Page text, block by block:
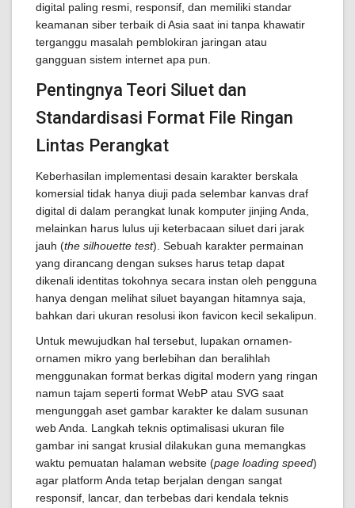
digital paling resmi, responsif, dan memiliki standar
keamanan siber terbaik di Asia saat ini tanpa khawatir
terganggu masalah pemblokiran jaringan atau
gangguan sistem internet apa pun.
Pentingnya Teori Siluet dan
Standardisasi Format File Ringan
Lintas Perangkat
Keberhasilan implementasi desain karakter berskala
komersial tidak hanya diuji pada selembar kanvas draf
digital di dalam perangkat lunak komputer jinjing Anda,
melainkan harus lulus uji keterbacaan siluet dari jarak
jauh (the silhouette test). Sebuah karakter permainan
yang dirancang dengan sukses harus tetap dapat
dikenali identitas tokohnya secara instan oleh pengguna
hanya dengan melihat siluet bayangan hitamnya saja,
bahkan dari ukuran resolusi ikon favicon kecil sekalipun.
Untuk mewujudkan hal tersebut, lupakan ornamen-
ornamen mikro yang berlebihan dan beralihlah
menggunakan format berkas digital modern yang ringan
namun tajam seperti format WebP atau SVG saat
mengunggah aset gambar karakter ke dalam susunan
web Anda. Langkah teknis optimalisasi ukuran file
gambar ini sangat krusial dilakukan guna memangkas
waktu pemuatan halaman website (page loading speed)
agar platform Anda tetap berjalan dengan sangat
responsif, lancar, dan terbebas dari kendala teknis